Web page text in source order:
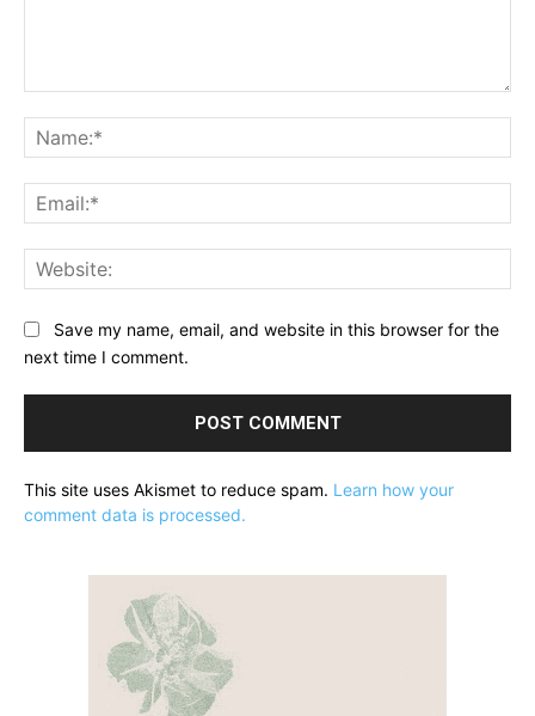
Save my name, email, and website in this browser for the
next time I comment.
This site uses Akismet to reduce spam. Learn how your
comment data is processed.